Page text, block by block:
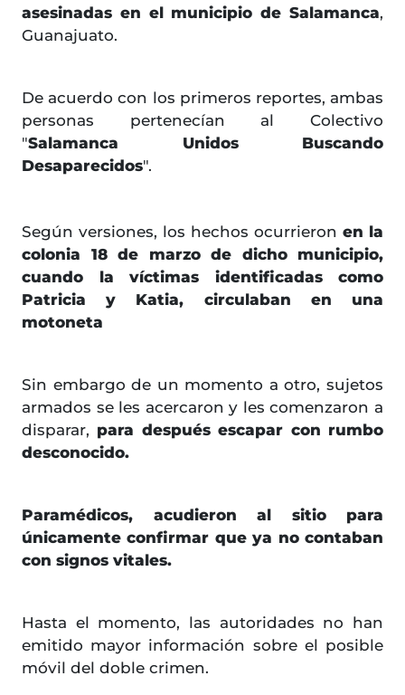
asesinadas en el municipio de Salamanca,
Guanajuato.
De acuerdo con los primeros reportes, ambas
personas pertenecían al Colectivo
"Salamanca Unidos Buscando
Desaparecidos".
Según versiones, los hechos ocurrieron en la
colonia 18 de marzo de dicho municipio,
cuando la víctimas identificadas como
Patricia y Katia, circulaban en una
motoneta
Sin embargo de un momento a otro, sujetos
armados se les acercaron y les comenzaron a
disparar, para después escapar con rumbo
desconocido.
Paramédicos, acudieron al sitio para
únicamente confirmar que ya no contaban
con signos vitales.
Hasta el momento, las autoridades no han
emitido mayor información sobre el posible
móvil del doble crimen.